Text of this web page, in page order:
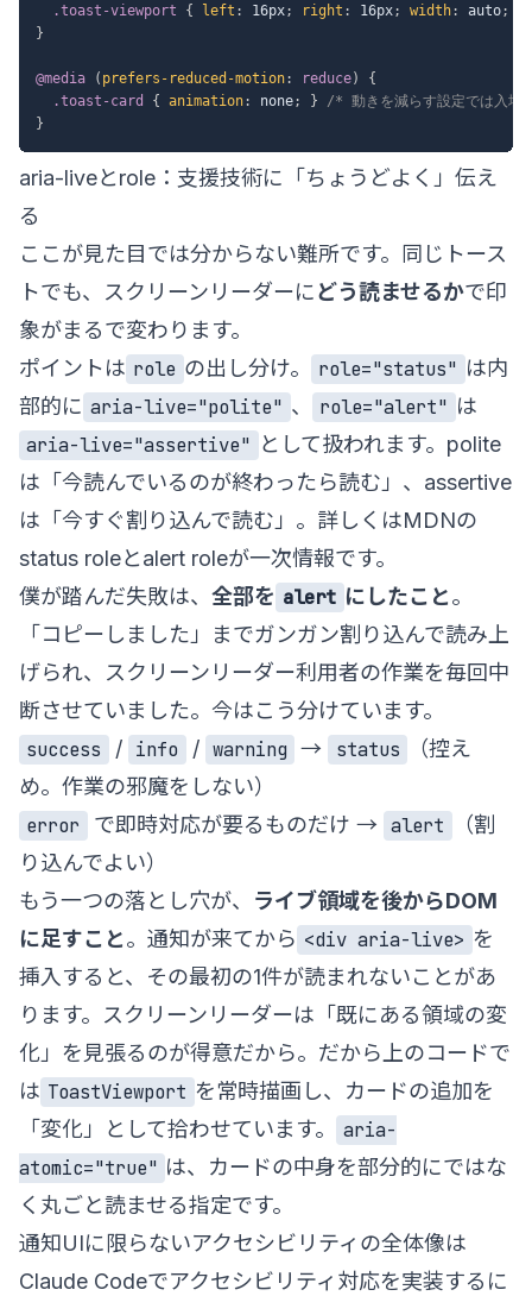
.toast-viewport
{ left : 16px; right : 16px; width: auto;
}
@media ( prefers-reduced-motion: reduce)
{
.toast-card
{ animation: none; }
/* 動きを減らす設定では入場
}
aria-liveとrole：支援技術に「ちょうどよく」伝え
る
ここが見た目では分からない難所です。同じトース
トでも、スクリーンリーダーにどう読ませるかで印
象がまるで変わります。
ポイントは role の出し分け。 role="status" は内
部的に aria-live="polite" 、 role="alert" は
aria-live="assertive" として扱われます。polite
は「今読んでいるのが終わったら読む」、assertive
は「今すぐ割り込んで読む」。詳しくはMDNの
status roleとalert roleが一次情報です。
僕が踏んだ失敗は、 全部を alert にしたこと。
「コピーしました」までガンガン割り込んで読み上
げられ、スクリーンリーダー利用者の作業を毎回中
断させていました。今はこう分けています。
success
/ info / warning → status
（控え
め。作業の邪魔をしない）
error
で即時対応が要るものだけ → alert
（割
り込んでよい）
もう一つの落とし穴が、 ライブ領域を後からDOM
に足すこと。通知が来てから <div aria-live> を
挿入すると、その最初の1件が読まれないことがあ
ります。スクリーンリーダーは「既にある領域の変
化」を見張るのが得意だから。だから上のコードで
は ToastViewport を常時描画し、カードの追加を
「変化」として拾わせています。
aria-
atomic="true" は、カードの中身を部分的にではな
く丸ごと読ませる指定です。
通知UIに限らないアクセシビリティの全体像は
Claude Codeでアクセシビリティ対応を実装する に